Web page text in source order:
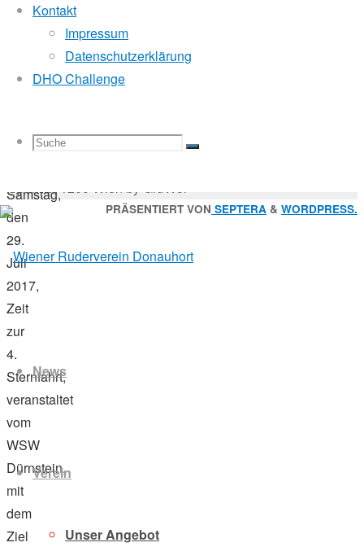
Kontakt
Impressum
Datenschutzerklärung
DHO Challenge
Suche
Suchen
Suche
Zum
Inhalt
springenNews
Verein
Unser Angebot
2017
24
sich
Samstag,
den
29.
Juli
2017,
Zeit
zur
4.
Sternfahrt,
veranstaltet
vom
WSW
Dürnstein,
mit
dem
Ziel
Sternfahrten Archiv
Ruderlinks-
Impressum-
nach:
Sporn 9, 1200 Wien by GruWol
PRÄSENTIERT VON SEPTERA & WORDPRESS.
Zurück
nach
oben